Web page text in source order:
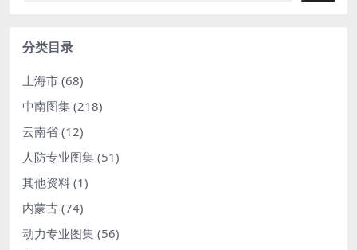
分类目录
上海市 (68)
中南图集 (218)
云南省 (12)
人防专业图集 (51)
其他资料 (1)
内蒙古 (74)
动力专业图集 (56)